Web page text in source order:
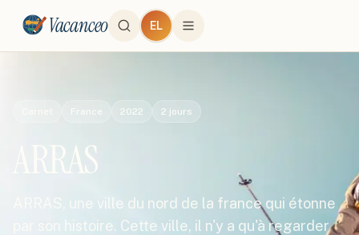
Vacanceo EL
France 2022 2 jours
ARRAS
ARRAS, une ville du nord de la france qui étonne
par son histoire. Cette ville, il n'y a qu'à regarder